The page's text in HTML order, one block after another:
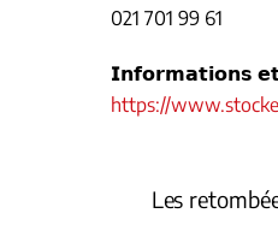
021 701 99 61
𝗜𝗻𝗳𝗼𝗿𝗺𝗮𝘁𝗶𝗼𝗻𝘀
https://
Les